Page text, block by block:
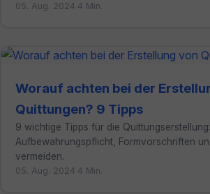
05. Aug. 2024 4 Min.
Worauf achten bei der
Quittungen? 9 Tipps
9 wichtige Tipps für die
Aufbewahrungspflicht, Formvorschriften
vermeiden.
05. Aug. 2024 4 Min.